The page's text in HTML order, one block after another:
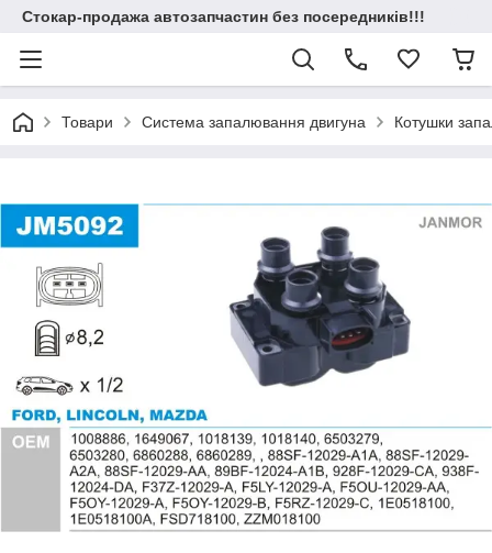
Стокар-продажа автозапчастин без посередників!!!
Товари Система запалювання двигуна Котушки